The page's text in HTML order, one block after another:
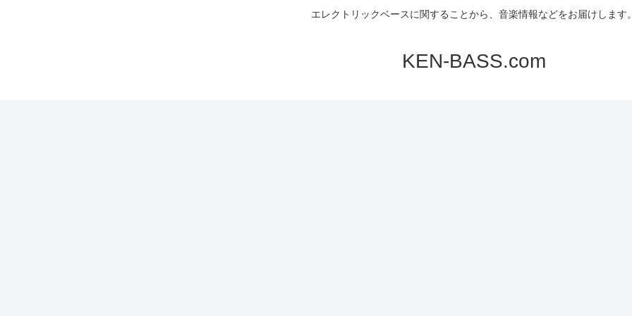
エレクトリックベースに関することから、音楽情報などをお届けします
KEN-BASS.com